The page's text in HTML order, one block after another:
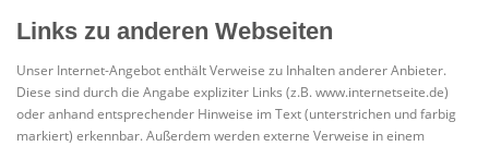
Links zu anderen Webseiten
Unser Internet-Angebot enthält Verweise zu Inhalten anderer Anbieter.
Diese sind durch die Angabe expliziter Links (z.B. www.internetseite.de)
oder anhand entsprechender Hinweise im Text (unterstrichen und farbig
markiert) erkennbar. Außerdem werden externe Verweise in einem